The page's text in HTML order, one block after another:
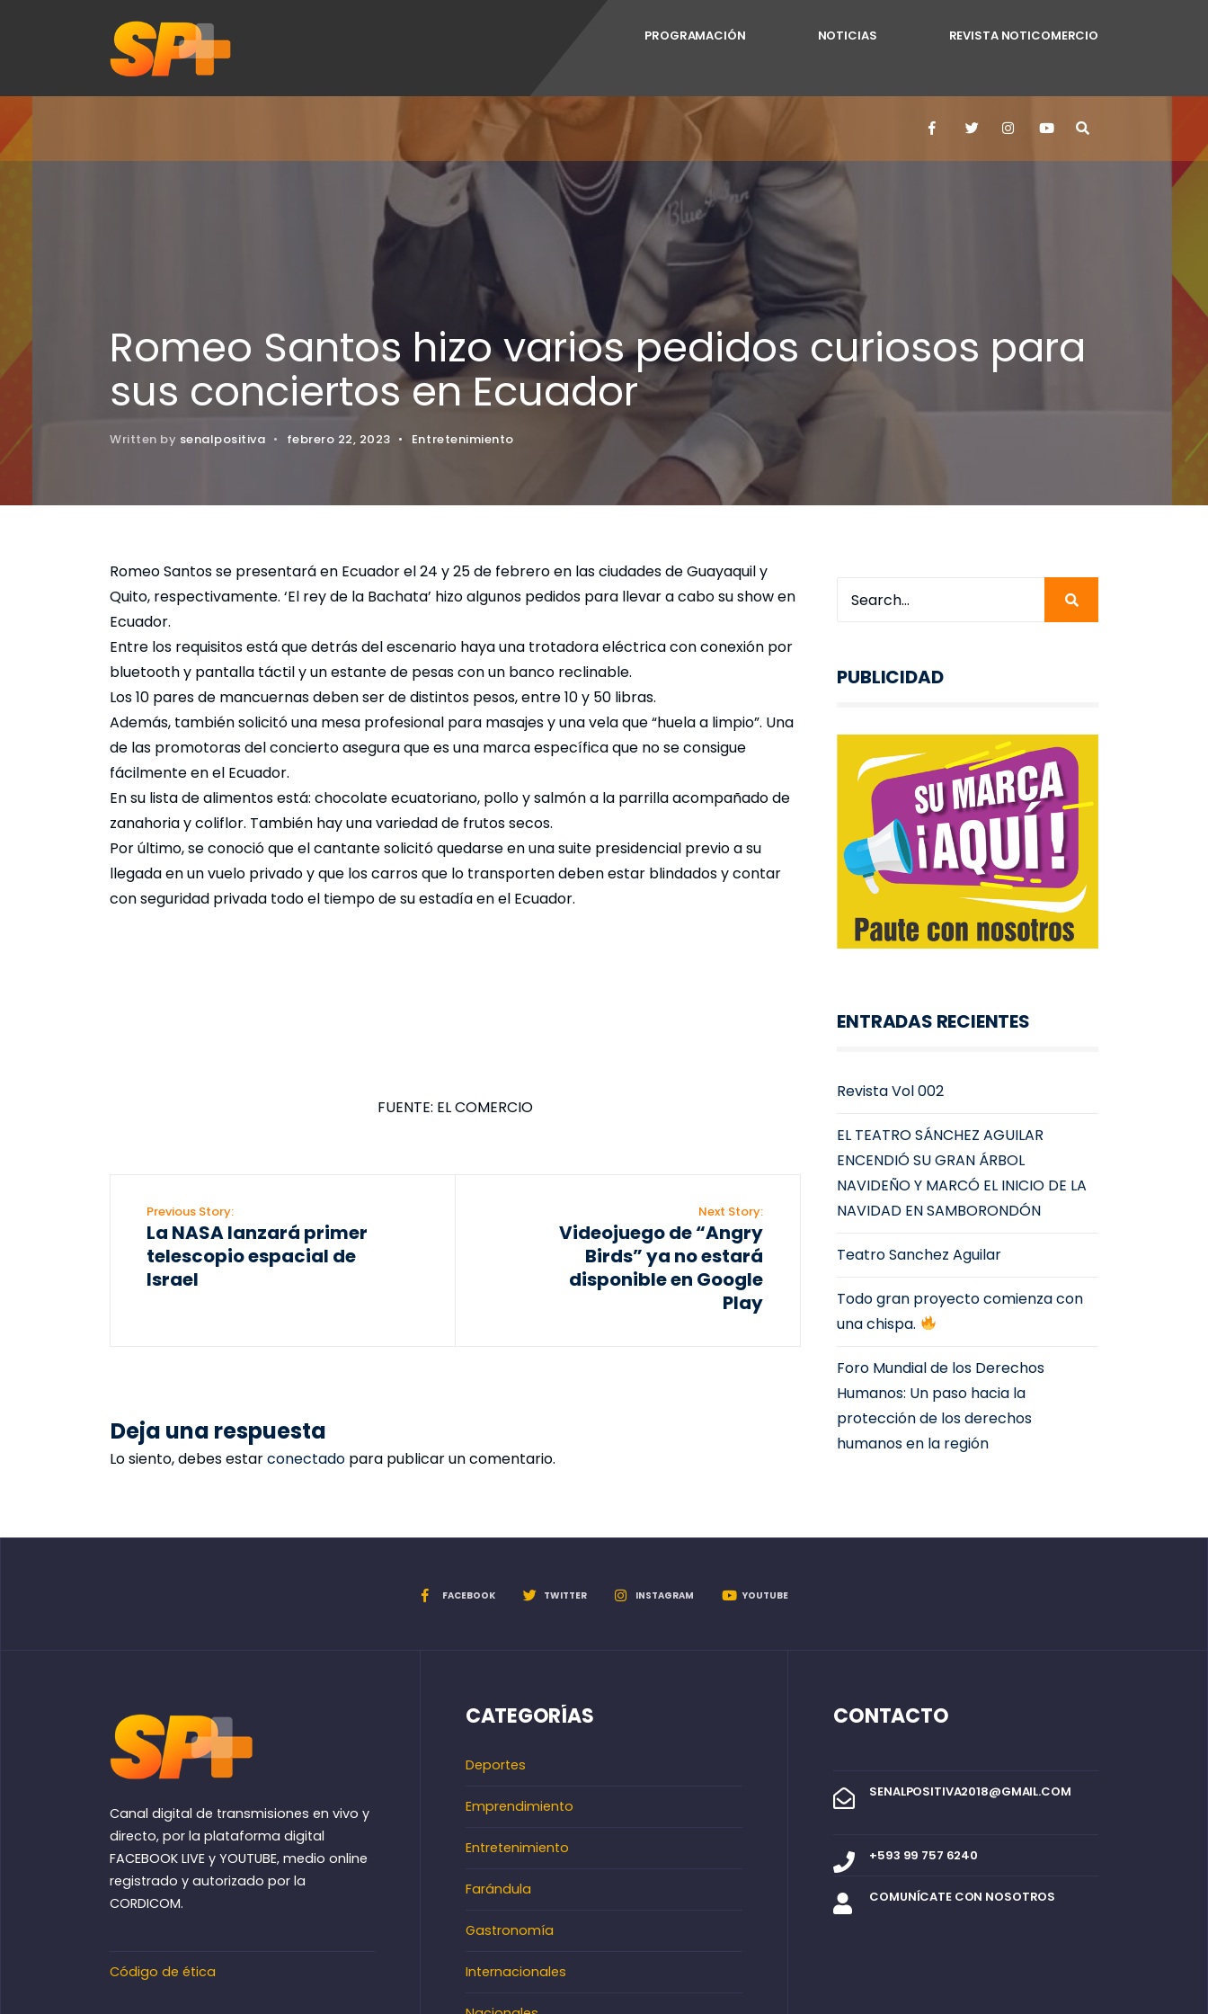
PROGRAMACIÓN NOTICIAS REVISTA NOTICOMERCIO
Romeo Santos hizo varios pedidos curiosos para
sus conciertos en Ecuador
Written by senalpositiva • febrero 22, 2023 • Entretenimiento
Romeo Santos se presentará en Ecuador el 24 y 25 de febrero en las ciudades de Guayaquil y
Quito, respectivamente. ‘El rey de la Bachata’ hizo algunos pedidos para llevar a cabo su show en
Ecuador.
Entre los requisitos está que detrás del escenario haya una trotadora eléctrica con conexión por
bluetooth y pantalla táctil y un estante de pesas con un banco reclinable.
Los 10 pares de mancuernas deben ser de distintos pesos, entre 10 y 50 libras.
Además, también solicitó una mesa profesional para masajes y una vela que “huela a limpio”. Una
de las promotoras del concierto asegura que es una marca específica que no se consigue
fácilmente en el Ecuador.
En su lista de alimentos está: chocolate ecuatoriano, pollo y salmón a la parrilla acompañado de
zanahoria y coliflor. También hay una variedad de frutos secos.
Por último, se conoció que el cantante solicitó quedarse en una suite presidencial previo a su
llegada en un vuelo privado y que los carros que lo transporten deben estar blindados y contar
con seguridad privada todo el tiempo de su estadía en el Ecuador.
FUENTE: EL COMERCIO
Previous Story:
La NASA lanzará primer
telescopio espacial de
Israel
Next Story:
Videojuego de “Angry
Birds” ya no estará
disponible en Google
Play
Deja una respuesta
Lo siento, debes estarconectado para publicar un comentario.
PUBLICIDAD
ENTRADAS RECIENTES
Revista Vol 002
EL TEATRO SÁNCHEZ AGUILAR
ENCENDIÓ SU GRAN ÁRBOL
NAVIDEÑO Y MARCÓ EL INICIO DE LA
NAVIDAD EN SAMBORONDÓN
Teatro Sanchez Aguilar
Todo gran proyecto comienza con
una chispa.
Foro Mundial de los Derechos
Humanos: Un paso hacia la
protección de los derechos
humanos en la región
FACEBOOK TWITTER INSTAGRAM YOUTUBE
Canal digital de transmisiones en vivo y
directo, por la plataforma digital
FACEBOOK LIVE y YOUTUBE, medio online
registrado y autorizado por la
CORDICOM.
Código de ética
CATEGORÍAS
Deportes
Emprendimiento
Entretenimiento
Farándula
Gastronomía
Internacionales
CONTACTO
SENALPOSITIVA2018@GMAIL.COM
+593 99 757 6240
COMUNÍCATE CON NOSOTROS